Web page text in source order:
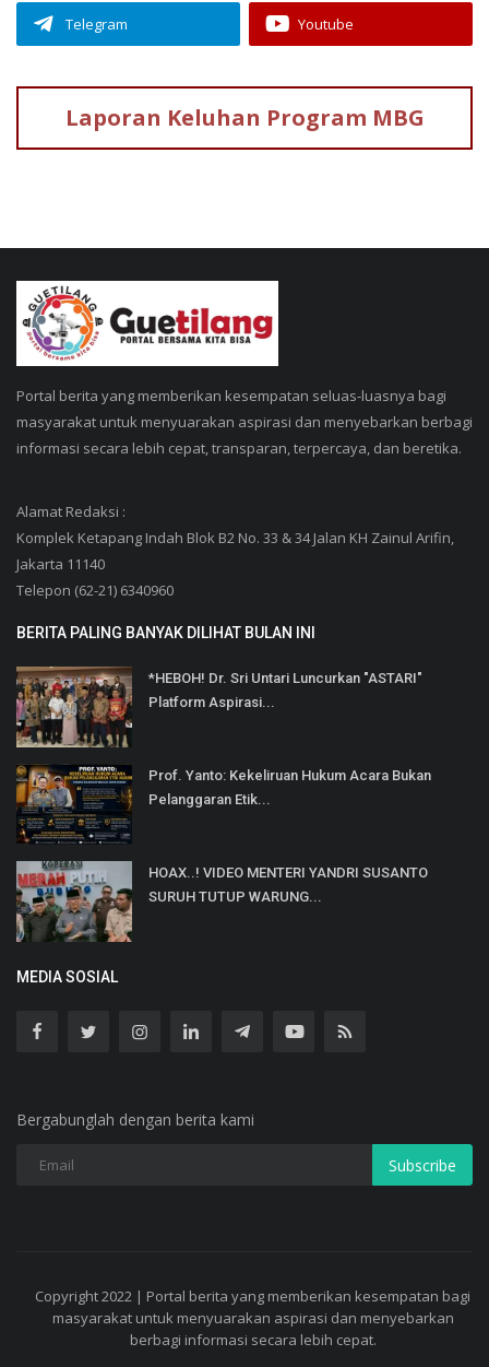
Telegram Youtube
Laporan Keluhan Program MBG
Portal berita yang memberikan kesempatan seluas-luasnya bagi
masyarakat untuk menyuarakan aspirasi dan menyebarkan berbagi
informasi secara lebih cepat, transparan, terpercaya, dan beretika.
Alamat Redaksi :
Komplek Ketapang Indah Blok B2 No. 33 & 34 Jalan KH Zainul Arifin,
Jakarta 11140
Telepon (62-21) 6340960
BERITA PALING BANYAK DILIHAT BULAN INI
*HEBOH! Dr. Sri Untari Luncurkan "ASTARI"
Platform Aspirasi...
Prof. Yanto: Kekeliruan Hukum Acara Bukan
Pelanggaran Etik...
HOAX..! VIDEO MENTERI YANDRI SUSANTO
SURUH TUTUP WARUNG...
MEDIA SOSIAL
Bergabunglah dengan berita kami
Subscribe
Copyright 2022 | Portal berita yang memberikan kesempatan bagi
masyarakat untuk menyuarakan aspirasi dan menyebarkan
berbagi informasi secara lebih cepat.